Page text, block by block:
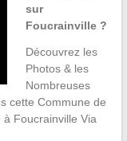
sur
Foucrainville ?
Découvrez les
Photos & les
Nombreuses
cette Commune de
à Foucrainville Via